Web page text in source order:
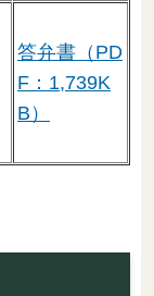
答弁書（PD
F：1,739K
B）